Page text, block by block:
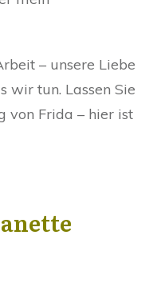
– unsere Liebe
wir tun. Lassen Sie
von Frida – hier ist